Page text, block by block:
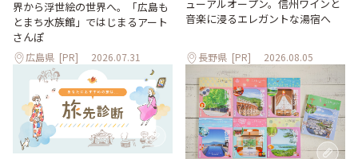
界から浮世絵の世界へ。「広島も
とまち水族館」ではじまるアート
さんぽ
広島県 [PR] 2026.07.31
ューアルオープン。信州ワインと
音楽に浸るエレガントな湯宿へ
長野県 [PR] 2026.08.05